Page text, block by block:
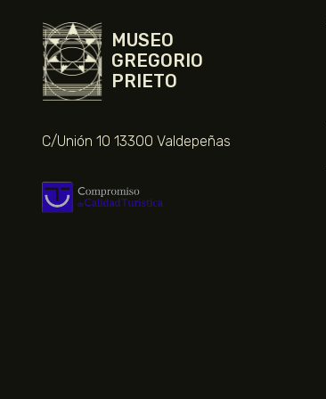
MUSEO
GREGORIO
PRIETO
C/Unión 10 13300 Valdepeñas